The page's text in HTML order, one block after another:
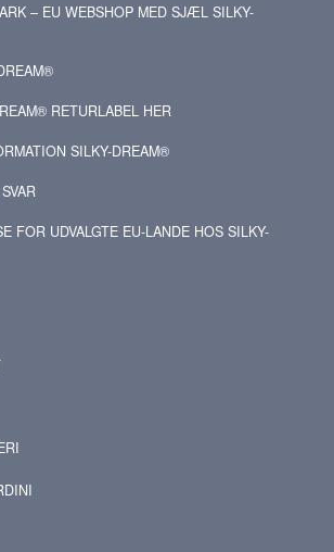
– EU WEBSHOP MED SJÆL SILKY-
RETURLABEL HER
SILKY-DREAM®
FOR UDVALGTE EU-LANDE HOS SILKY-